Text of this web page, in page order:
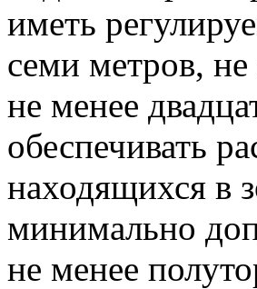
иметь
семи метров,
не менее
обеспечивать
находящихся в
минимально
не менее